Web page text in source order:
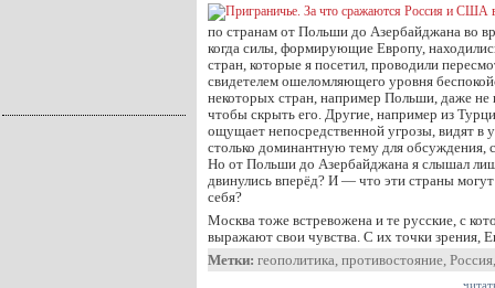
по странам от Польши до Азербайджана во
когда силы, формирующие Европу,
стран, которые я посетил, проводили
свидетелем ошеломляющего уровня
некоторых стран, например Польши, даже не
чтобы скрыть его. Другие, например из
ощущает непосредственной угрозы, видят в
столько доминантную тему для
Но от Польши до Азербайджана я слышал
двинулись вперёд? И — что эти страны
себя?
Москва тоже встревожена и те русские, с
выражают свои чувства. С их точки
Метки: геополитика, противостояние, Россия